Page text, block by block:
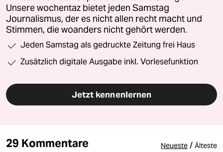
Unsere wochentaz bietet jeden Samstag
Journalismus, der es nicht allen recht macht und
Stimmen, die woanders nicht gehört werden.
Jeden Samstag als gedruckte Zeitung frei Haus
Zusätzlich digitale Ausgabe inkl. Vorlesefunktion
Jetzt kennenlernen
29 Kommentare Neueste / Älteste